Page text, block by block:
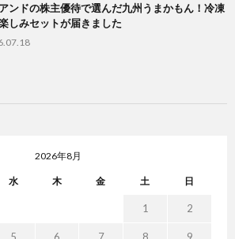
ンドの株主優待で選んだ九州うまかもん！冷凍
しみセットが届きました
2026年8月
水 木 金 土 日
1 2
5 6 7 8 9